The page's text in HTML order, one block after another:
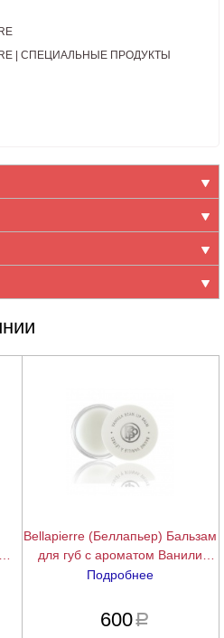
| СПЕЦИАЛЬНЫЕ ПРОДУКТЫ
Bellapierre (Беллапьер) Бальзам
для губ с ароматом Ванили
(Vanila Lip Balm), 7 г.
Подробнее
600a